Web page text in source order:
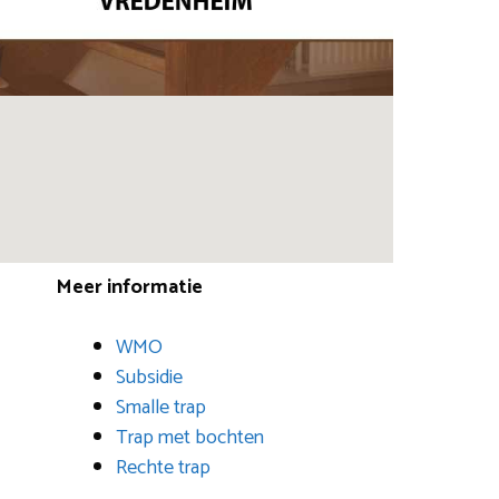
Meer informatie
WMO
Subsidie
Smalle trap
Trap met bochten
Rechte trap